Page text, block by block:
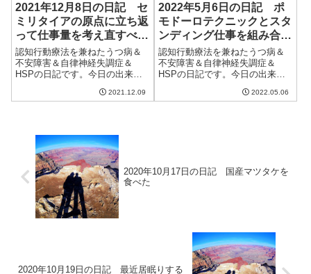
2021年12月8日の日記 セ
ミリタイアの原点に立ち返
って仕事量を考え直すべき
か
認知行動療法を兼ねたうつ病＆
不安障害＆自律神経失調症＆
HSPの日記です。今日の出来事
本降りの雨で、気温が上がら
たまには雨が降らな...
2021.12.09
2022年5月6日の日記 ポ
モドーロテクニックとスタ
ンディング仕事を組み合わ
せてみた
認知行動療法を兼ねたうつ病＆
不安障害＆自律神経失調症＆
HSPの日記です。今日の出来事
比べると湿度があり、爽やかさ
2022.05.06
2020年10月17日の日記 国産マツタケを
食べた
2020年10月19日の日記 最近居眠りする